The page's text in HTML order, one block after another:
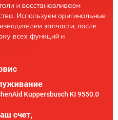
и восстанавливаем
Используем оригинальные
запчасти, после
всех функций и
Kuppersbusch KI 9550.0
счет,